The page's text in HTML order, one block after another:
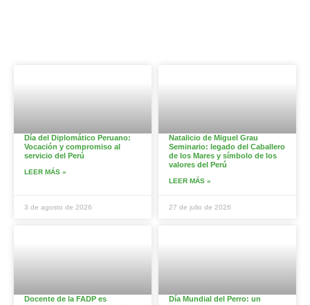
Día del Diplomático Peruano:
Vocación y compromiso al
servicio del Perú
LEER MÁS »
3 de agosto de 2026
Natalicio de Miguel Grau
Seminario: legado del Caballero
de los Mares y símbolo de los
valores del Perú
LEER MÁS »
27 de julio de 2026
Docente de la FADP es
Día Mundial del Perro: un